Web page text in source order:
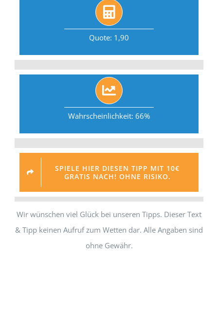
Quote: 1,90
Wahrscheinlichkeit: 66%
SPIELE HIER DIESEN TIPP MIT 10€
GRATIS NACH! OHNE RISIKO.
Wir wünschen viel Glück bei unseren Tipps. Dieser Text
& Tipp keinen Aufruf zum Wetten dar. Alle Angaben sind
ohne Gewähr.